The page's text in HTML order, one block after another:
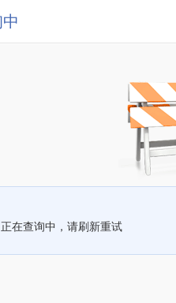
正在查询中，请刷新重试